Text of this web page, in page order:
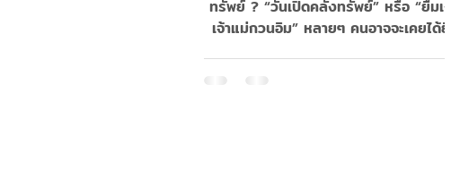
ทรัพย์ ? “วันเปิดคลังทรัพย์” หรือ “ยืมเงิน
เจ้าแม่กวนอิม” หลายๆ คนอาจจะเคยได้ยิน